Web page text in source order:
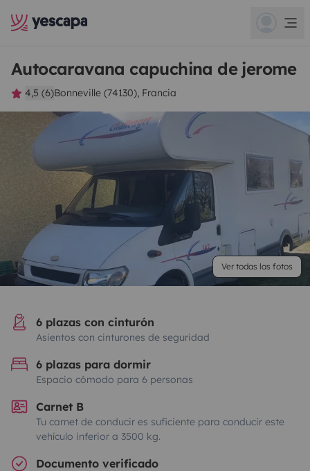
Autocaravana capuchina de jerome
4,5 (6)Bonneville (74130), Francia
Ver todas las fotos
6 plazas con cinturón
Asientos con cinturones de seguridad
6 plazas para dormir
Espacio cómodo para 6 personas
Carnet B
Tu carnet de conducir es suficiente para conducir este
vehículo inferior a 3500 kg.
Documento verificado